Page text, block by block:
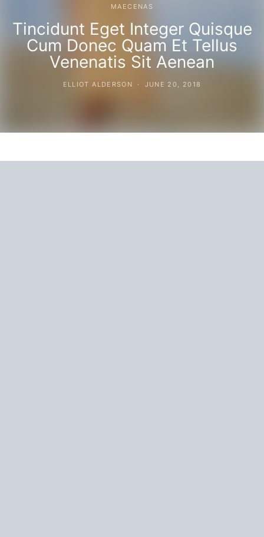
MAECENAS
Tincidunt Eget Integer Quisque
Cum Donec Quam Et Tellus
Venenatis Sit Aenean
ELLIOT ALDERSON JUNE 20, 2018